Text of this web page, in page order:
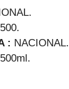
: NACIONAL.